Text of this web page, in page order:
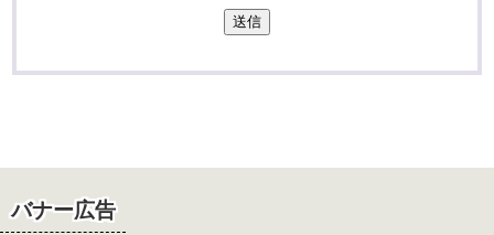
送信
バナー広告